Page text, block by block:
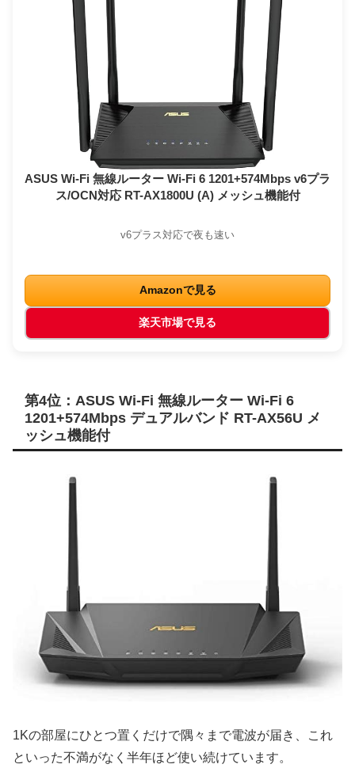
ASUS Wi-Fi 無線ルーター Wi-Fi 6 1201+574Mbps v6プラ
ス/OCN対応 RT-AX1800U (A) メッシュ機能付
v6プラス対応で夜も速い
Amazonで見る
楽天市場で見る
第4位：ASUS Wi-Fi 無線ルーター Wi-Fi 6
1201+574Mbps デュアルバンド RT-AX56U メ
ッシュ機能付
1Kの部屋にひとつ置くだけで隅々まで電波が届き、これ
といった不満がなく半年ほど使い続けています。